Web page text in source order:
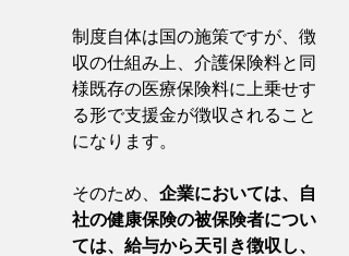
制度自体は国の施策ですが、徴
収の仕組み上、介護保険料と同
様既存の医療保険料に上乗せす
る形で支援金が徴収されること
になります。
そのため、 企業においては、自
社の健康保険の被保険者につい
ては、給与から天引き徴収し、